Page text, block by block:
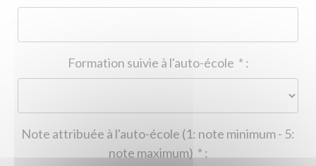
* :
Note attribuée à l'auto-école (1: note minimum - 5:
* :